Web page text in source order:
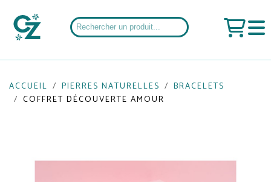
ACCUEIL PIERRES NATURELLES
BRACELETS
COFFRET DÉCOUVERTE AMOUR